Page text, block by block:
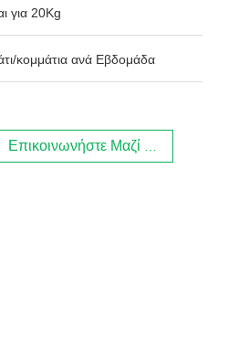
για 20Kg
100 κομμάτι/κομμάτια ανά Εβδομάδα
Επικοινωνήστε Μαζί Μας